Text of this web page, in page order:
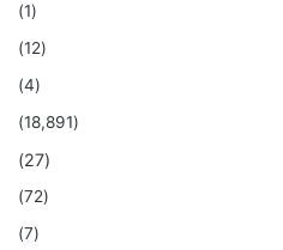
(1)
(12)
(4)
(18,891)
(27)
(72)
(7)